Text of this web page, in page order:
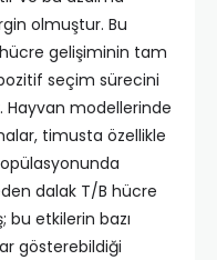
olmuştur. Bu
gelişiminin tam
seçim sürecini
modellerinde
timusta özellikle
dalak T/B hücre
bu etkilerin bazı
gösterebildiği